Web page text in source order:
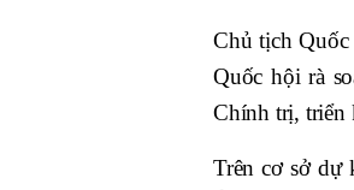
Chủ tịch
Quốc hội rà
Chính trị, triển
Trên cơ sở dự